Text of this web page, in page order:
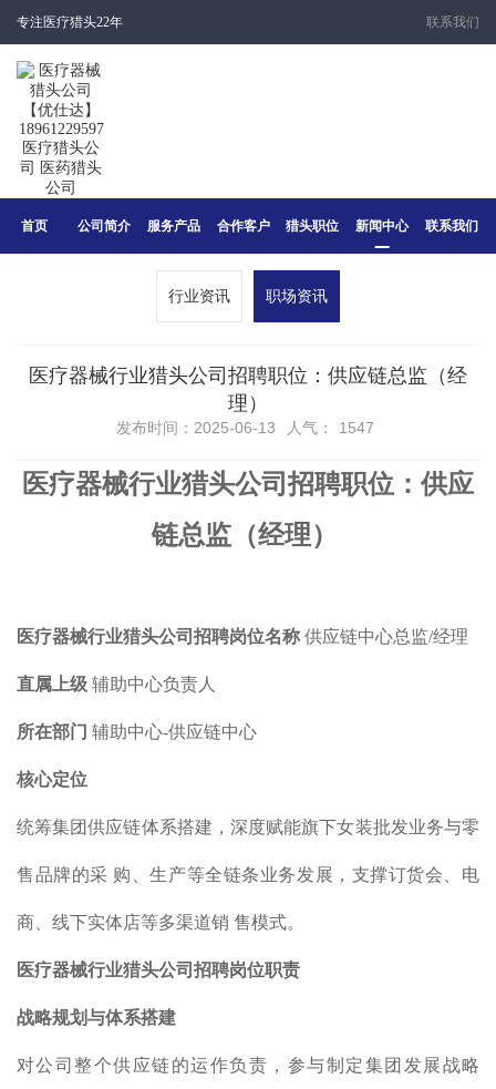
专注医疗猎头22年 联系我们
首页 公司简介 服务产品 合作客户 猎头职位 新闻中心 联系我们
行业资讯 职场资讯
医疗器械行业猎头公司招聘职位：供应链总监（经
理）
发布时间：2025-06-13 人气： 1547
医疗器械行业猎头公司招聘职位：供应
链总监（经理）
医疗器械行业猎头公司招聘岗位名称 供应链中心总监/经理
直属上级 辅助中心负责人
所在部门 辅助中心-供应链中心
核心定位
统筹集团供应链体系搭建，深度赋能旗下女装批发业务与零
售品牌的采 购、生产等全链条业务发展，支撑订货会、电
商、线下实体店等多渠道销 售模式。
医疗器械行业猎头公司招聘岗位职责
战略规划与体系搭建
对公司整个供应链的运作负责，参与制定集团发展战略